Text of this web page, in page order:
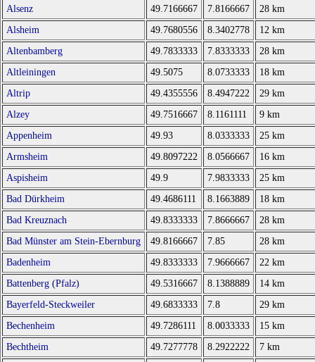
Alsenz
49.7166667 7.8166667
28 km
Alsheim
49.7680556 8.3402778
12 km
Altenbamberg
49.7833333 7.8333333
28 km
Altleiningen
49.5075 8.0733333
18 km
Altrip
49.4355556 8.4947222
29 km
Alzey
49.7516667 8.1161111
9 km
Appenheim
49.93 8.0333333
25 km
Armsheim
49.8097222 8.0566667
16 km
Aspisheim
49.9 7.9833333
25 km
Bad Dürkheim
49.4686111 8.1663889
18 km
Bad Kreuznach
49.8333333 7.8666667
28 km
Bad Münster am Stein-Ebernburg
49.8166667 7.85
28 km
Badenheim
49.8333333 7.9666667
22 km
Battenberg (Pfalz)
49.5316667 8.1388889
14 km
Bayerfeld-Steckweiler
49.6833333 7.8
29 km
Bechenheim
49.7286111 8.0033333
15 km
Bechtheim
49.7277778 8.2922222
7 km